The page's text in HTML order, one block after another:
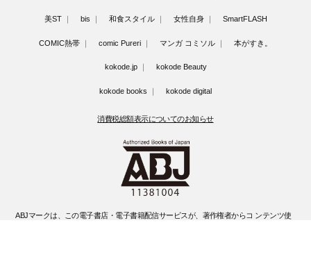
美ST bis 和食スタイル 女性自身 SmartFLASH
COMIC熱帯 comic Pureri マンガ コミソル 本がすき。
kokode.jp kokode Beauty
kokode books kokode digital
消費税総額表示についてのお知らせ
ABJマークは、この電子書店・電子書籍配信サービスが、著作権者からコ ンテンツ使